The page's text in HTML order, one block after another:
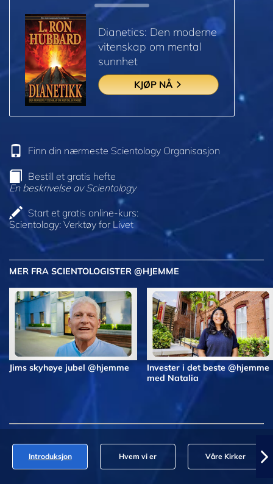
Dianetics: Den moderne
vitenskap om mental
sunnhet
KJØP NÅ
Finn din nærmeste Scientology Organisasjon
Bestill et gratis hefte
En beskrivelse av Scientology
Start et gratis online-kurs:
Scientology: Verktøy for Livet
MER FRA SCIENTOLOGISTER @HJEMME
Jims skyhøye jubel @hjemme
Invester i det beste @hjemme
med Natalia
Introduksjon Hvem vi er Våre Kirker